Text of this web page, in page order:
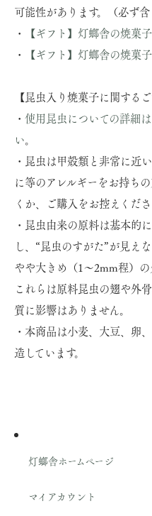
可能性があります。（必ず
・ 【ギフト】灯螂舎の焼菓
・ 【ギフト】灯螂舎の焼菓
【昆虫入り焼菓子に関するご
・ 使用昆虫についての詳細
い。
・昆虫は甲殻類と非常に近
に等のアレルギーをお持ち
くか、ご購入をお控えくださ
・昆虫由来の原料は基本的
し、“昆虫のすがた”が見え
やや大きめ（1～2mm程）の
これらは原料昆虫の翅や外
質に影響はありません。
・本商品は小麦、大豆、卵
造しています。
灯螂舎ホームページ
マイアカウント